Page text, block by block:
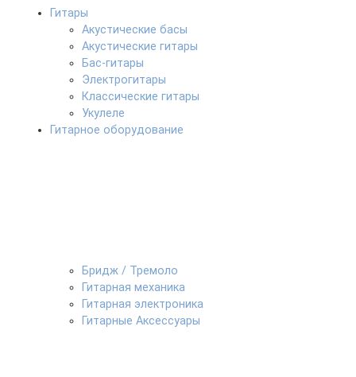
Гитары
Акустические басы
Акустические гитары
Бас-гитары
Электрогитары
Классические гитары
Укулеле
Гитарное оборудование
Бридж / Тремоло
Гитарная механика
Гитарная электроника
Гитарные Аксессуары